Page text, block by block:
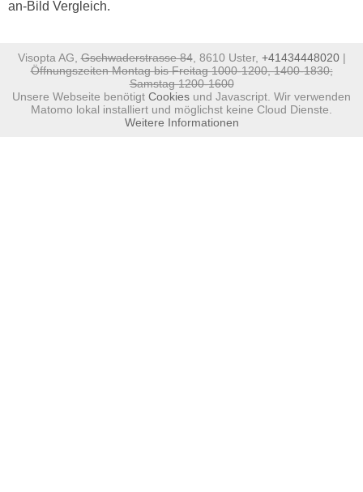
an-Bild Vergleich.
Visopta AG,Gschwaderstrasse 84, 8610 Uster, +41434448020|
Öffnungszeiten Montag bis Freitag 1000-1200, 1400-1830;
Samstag 1200-1600
Unsere Webseite benötigt Cookies und Javascript. Wir verwenden
Matomo lokal installiert und möglichst keine Cloud Dienste.
Weitere Informationen